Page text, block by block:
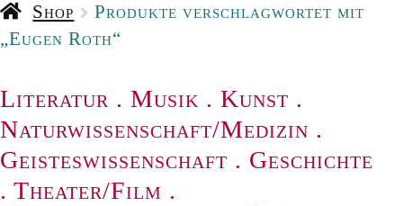
Shop
Produkte verschlagwortet mit
„Eugen Roth“
Literatur . Musik . Kunst .
Naturwissenschaft/Medizin .
Geisteswissenschaft . Geschichte
. Theater/Film .